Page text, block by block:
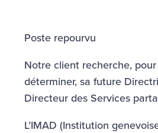
Poste repourvu
Notre client recherche,
déterminer, sa future
Directeur des Services
L’IMAD (Institution